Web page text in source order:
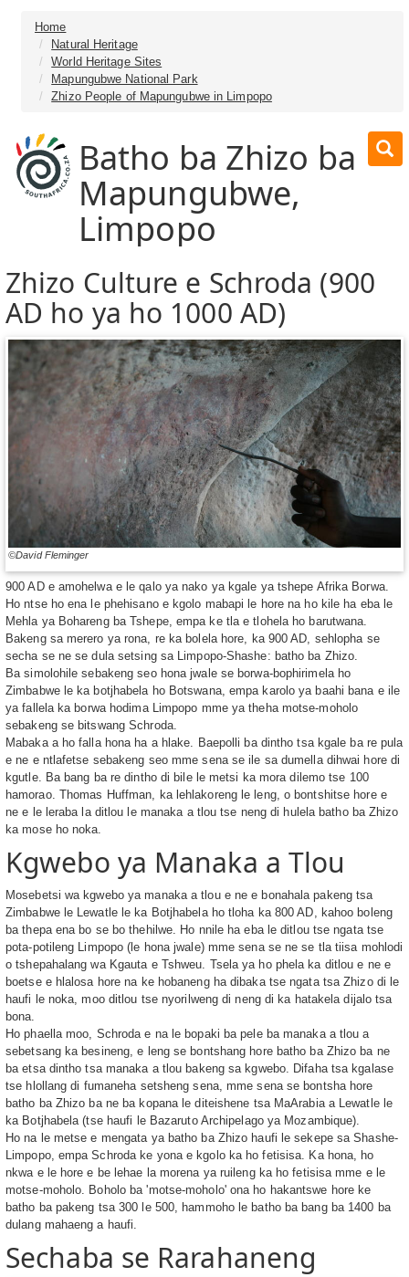
Home
Natural Heritage
World Heritage Sites
Mapungubwe National Park
Zhizo People of Mapungubwe in Limpopo
Batho ba Zhizo ba
Mapungubwe,
Limpopo
Zhizo Culture e Schroda (900
AD ho ya ho 1000 AD)
©David Fleminger
900 AD e amohelwa e le qalo ya nako ya kgale ya tshepe Afrika Borwa.
Ho ntse ho ena le phehisano e kgolo mabapi le hore na ho kile ha eba le
Mehla ya Bohareng ba Tshepe, empa ke tla e tlohela ho barutwana.
Bakeng sa merero ya rona, re ka bolela hore, ka 900 AD, sehlopha se
secha se ne se dula setsing sa Limpopo-Shashe: batho ba Zhizo.
Ba simolohile sebakeng seo hona jwale se borwa-bophirimela ho
Zimbabwe le ka botjhabela ho Botswana, empa karolo ya baahi bana e ile
ya fallela ka borwa hodima Limpopo mme ya theha motse-moholo
sebakeng se bitswang Schroda.
Mabaka a ho falla hona ha a hlake. Baepolli ba dintho tsa kgale ba re pula
e ne e ntlafetse sebakeng seo mme sena se ile sa dumella dihwai hore di
kgutle. Ba bang ba re dintho di bile le metsi ka mora dilemo tse 100
hamorao. Thomas Huffman, ka lehlakoreng le leng, o bontshitse hore e
ne e le leraba la ditlou le manaka a tlou tse neng di hulela batho ba Zhizo
ka mose ho noka.
Kgwebo ya Manaka a Tlou
Mosebetsi wa kgwebo ya manaka a tlou e ne e bonahala pakeng tsa
Zimbabwe le Lewatle le ka Botjhabela ho tloha ka 800 AD, kahoo boleng
ba thepa ena bo se bo thehilwe. Ho nnile ha eba le ditlou tse ngata tse
pota-potileng Limpopo (le hona jwale) mme sena se ne se tla tiisa mohlodi
o tshepahalang wa Kgauta e Tshweu. Tsela ya ho phela ka ditlou e ne e
boetse e hlalosa hore na ke hobaneng ha dibaka tse ngata tsa Zhizo di le
haufi le noka, moo ditlou tse nyorilweng di neng di ka hatakela dijalo tsa
bona.
Ho phaella moo, Schroda e na le bopaki ba pele ba manaka a tlou a
sebetsang ka besineng, e leng se bontshang hore batho ba Zhizo ba ne
ba etsa dintho tsa manaka a tlou bakeng sa kgwebo. Difaha tsa kgalase
tse hlollang di fumaneha setsheng sena, mme sena se bontsha hore
batho ba Zhizo ba ne ba kopana le diteishene tsa MaArabia a Lewatle le
ka Botjhabela (tse haufi le Bazaruto Archipelago ya Mozambique).
Ho na le metse e mengata ya batho ba Zhizo haufi le sekepe sa Shashe-
Limpopo, empa Schroda ke yona e kgolo ka ho fetisisa. Ka hona, ho
nkwa e le hore e be lehae la morena ya ruileng ka ho fetisisa mme e le
motse-moholo. Boholo ba 'motse-moholo' ona ho hakantswe hore ke
batho ba pakeng tsa 300 le 500, hammoho le batho ba bang ba 1400 ba
dulang mahaeng a haufi.
Sechaba se Rarahaneng